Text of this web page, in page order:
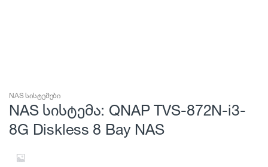
NAS სისტემები
NAS სისტემა: QNAP TVS-872N-i3-
8G Diskless 8 Bay NAS